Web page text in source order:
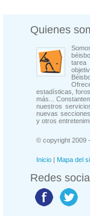
Quienes
tarea
estadísticas,
más...
nuestros
nuevas
y otros
© copyright 2009
Inicio | Mapa del
Redes